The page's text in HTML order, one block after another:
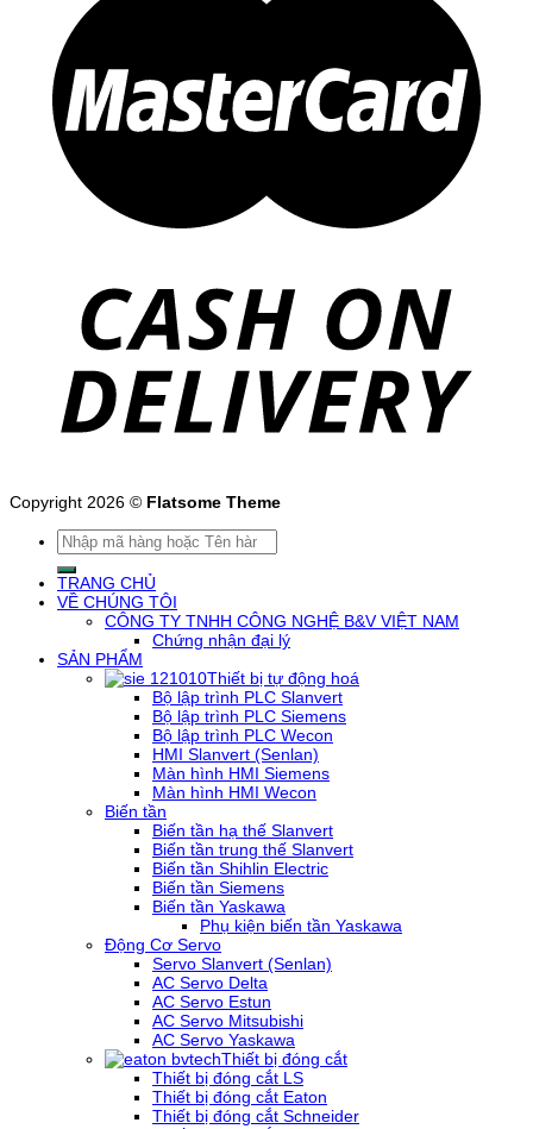
Copyright 2026 © Flatsome Theme
Tìm
kiếm:
TRANG CHỦ
VỀ CHÚNG TÔI
CÔNG TY TNHH CÔNG NGHỆ B&V VIỆT NAM
Chứng nhận đại lý
SẢN PHẨM
Thiết bị tự động hoá
Bộ lập trình PLC Slanvert
Bộ lập trình PLC Siemens
Bộ lập trình PLC Wecon
HMI Slanvert (Senlan)
Màn hình HMI Siemens
Màn hình HMI Wecon
Biến tần
Biến tần hạ thế Slanvert
Biến tần trung thế Slanvert
Biến tần Shihlin Electric
Biến tần Siemens
Biến tần Yaskawa
Phụ kiện biến tần Yaskawa
Động Cơ Servo
Servo Slanvert (Senlan)
AC Servo Delta
AC Servo Estun
AC Servo Mitsubishi
AC Servo Yaskawa
Thiết bị đóng cắt
Thiết bị đóng cắt LS
Thiết bị đóng cắt Eaton
Thiết bị đóng cắt Schneider